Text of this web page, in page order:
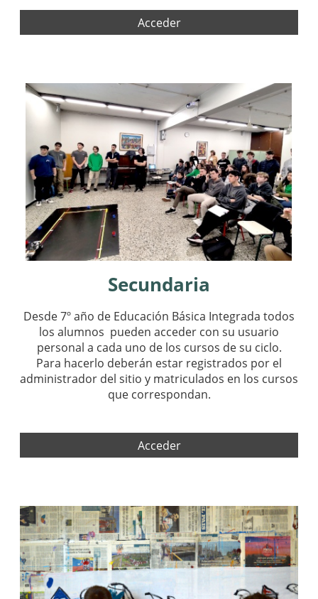
Acceder
Secundaria
Desde 7º año de Educación Básica Integrada todos
los alumnos pueden acceder con su usuario
personal a cada uno de los cursos de su ciclo.
Para hacerlo deberán estar registrados por el
administrador del sitio y matriculados en los cursos
que correspondan.
Acceder